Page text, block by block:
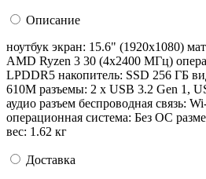
Описание
ноутбук экран: 15.6" (1920x1080)
AMD Ryzen 3 30 (4x2400 МГц)
LPDDR5 накопитель: SSD 256 ГБ
610M разъемы: 2 x USB 3.2 Gen 1,
аудио разъем беспроводная связь:
операционная система: Без ОС
вес: 1.62 кг
Доставка